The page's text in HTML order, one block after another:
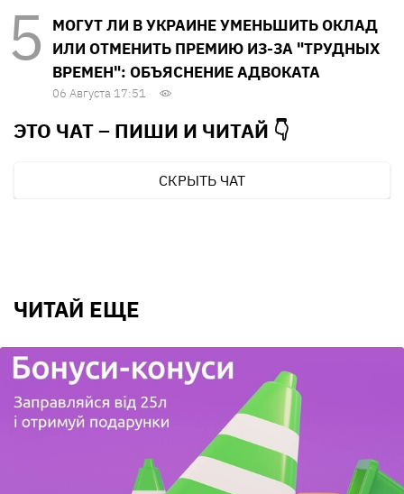
МОГУТ ЛИ В УКРАИНЕ УМЕНЬШИТЬ ОКЛАД
ИЛИ ОТМЕНИТЬ ПРЕМИЮ ИЗ-ЗА "ТРУДНЫХ
ВРЕМЕН": ОБЪЯСНЕНИЕ АДВОКАТА
06 Августа 17:51
ЭТО ЧАТ – ПИШИ И ЧИТАЙ 👇
СКРЫТЬ ЧАТ
ЧИТАЙ ЕЩЕ